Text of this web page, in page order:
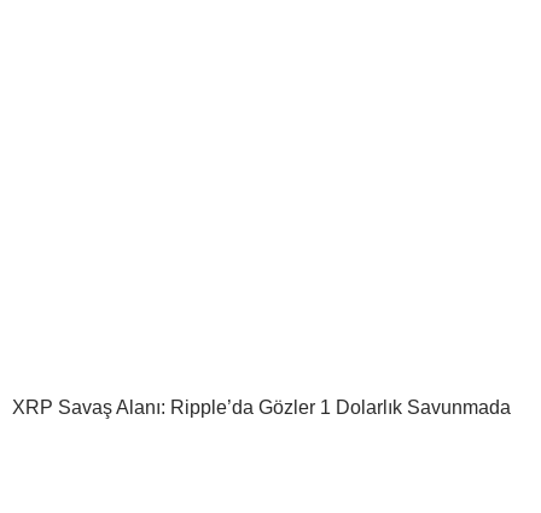
XRP Savaş Alanı: Ripple’da Gözler 1 Dolarlık Savunmada